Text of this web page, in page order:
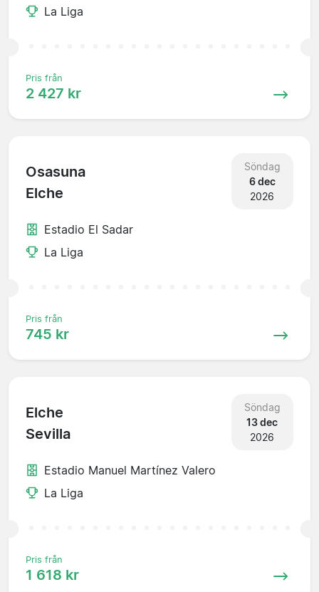
La Liga
Pris från
2 427 kr
Osasuna
Elche
Söndag
6 dec
2026
Estadio El Sadar
La Liga
Pris från
745 kr
Elche
Sevilla
Söndag
13 dec
2026
Estadio Manuel Martínez Valero
La Liga
Pris från
1 618 kr